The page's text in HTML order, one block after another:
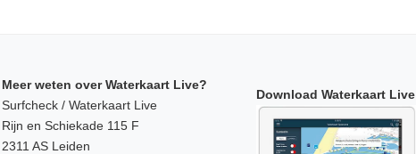
Meer weten over Waterkaart Live?
Surfcheck / Waterkaart Live
Rijn en Schiekade 115 F
2311 AS Leiden
Download Waterkaart Live